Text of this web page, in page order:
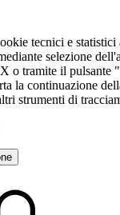
tecnici e
selezione
o tramite il pulsante
la continuazione
strumenti di